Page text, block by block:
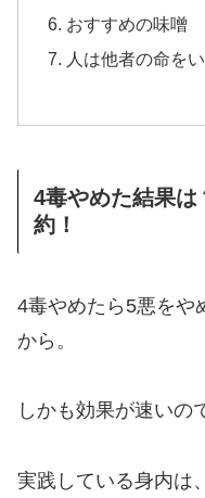
おすすめの味噌
人は他者の命を
4毒やめた結果
約！
4毒やめたら5悪をや
から。
しかも効果が速いの
実践している身内は